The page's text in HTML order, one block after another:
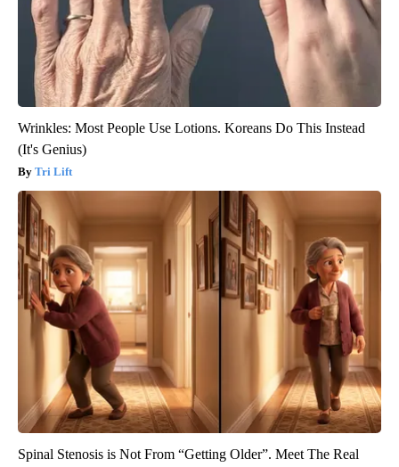
Wrinkles: Most People Use Lotions. Koreans Do This Instead
(It's Genius)
Tri Lift
Spinal Stenosis is Not From “Getting Older”. Meet The Real